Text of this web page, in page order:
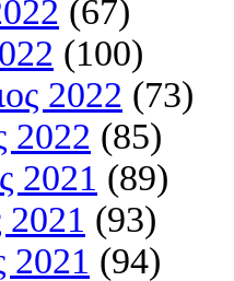
(67)
(100)
2022 (73)
2022 (85)
2021 (89)
2021 (93)
2021 (94)